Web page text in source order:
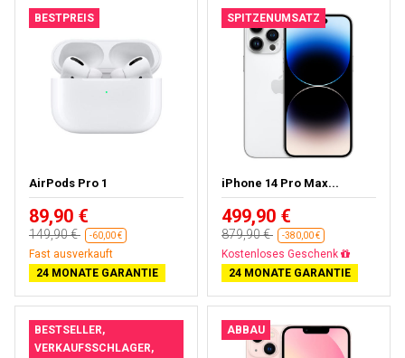
BESTPREIS
AirPods Pro 1
89,90 €
149,90 € -60,00 €
Fast ausverkauft
24 MONATE GARANTIE
SPITZENUMSATZ
iPhone 14 Pro Max...
499,90 €
879,90 € -380,00 €
Gratisversand
24 MONATE GARANTIE
BESTSELLER,
VERKAUFSSCHLAGER,
ABBAU